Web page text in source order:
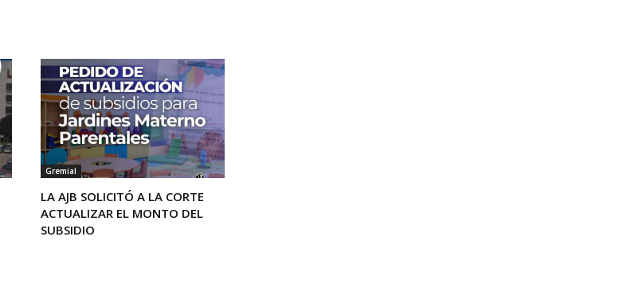
Gremial
LA AJB SOLICITÓ A LA CORTE
ACTUALIZAR EL MONTO DEL
SUBSIDIO